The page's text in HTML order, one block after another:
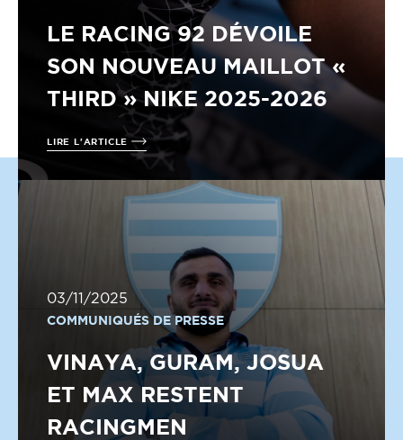
LE RACING 92 DÉVOILE
SON NOUVEAU MAILLOT «
THIRD » NIKE 2025-2026
LIRE L'ARTICLE
03/11/2025
COMMUNIQUÉS DE PRESSE
VINAYA, GURAM, JOSUA
ET MAX RESTENT
RACINGMEN